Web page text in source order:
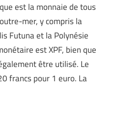
est la monnaie de tous
mer, y compris la
Futuna et la Polynésie
est XPF, bien que
être utilisé. Le
francs pour 1 euro. La